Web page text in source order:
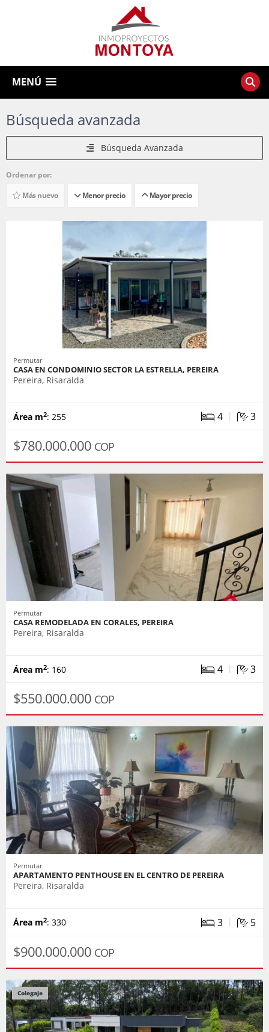
MENÚ
Búsqueda avanzada
Búsqueda Avanzada
Ordenar por:
Más nuevo
Menor precio Mayor precio
Permutar
CASA EN CONDOMINIO SECTOR LA ESTRELLA, PEREIRA
Pereira, Risaralda
Área m2: 255 4 | 3
$780.000.000 COP
Permutar
CASA REMODELADA EN CORALES, PEREIRA
Pereira, Risaralda
Área m2: 160 4 | 3
$550.000.000 COP
Permutar
APARTAMENTO PENTHOUSE EN EL CENTRO DE PEREIRA
Pereira, Risaralda
Área m2: 330 3 | 5
$900.000.000 COP
Colegaje